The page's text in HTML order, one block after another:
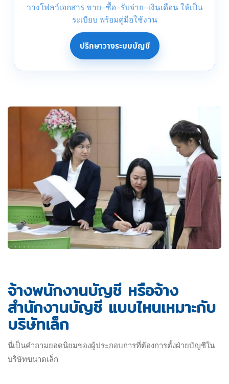
วางโฟลว์เอกสาร ขาย–ซื้อ–รับจ่าย–เงินเดือน ให้เป็น
ระเบียบ พร้อมคู่มือใช้งาน
ปรึกษาวางระบบบัญชี
จ้างพนักงานบัญชี หรือจ้าง
สำนักงานบัญชี แบบไหนเหมาะกับ
บริษัทเล็ก
นี่เป็นคำถามยอดนิยมของผู้ประกอบการที่ต้องการตั้งฝ่ายบัญชีใน
บริษัทขนาดเล็ก